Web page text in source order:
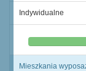
Indywidualne
0,0%
Mieszkania